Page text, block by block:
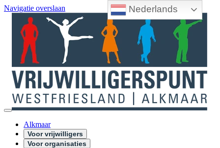
Nederlands
Navigatie overslaan
Alkmaar
Voor vrijwilligers
Voor organisaties